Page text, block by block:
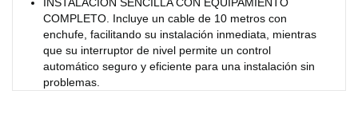
INSTALACIÓN SENCILLA CON EQUIPAMIENTO
COMPLETO. Incluye un cable de 10 metros con
enchufe, facilitando su instalación inmediata, mientras
que su interruptor de nivel permite un control
automático seguro y eficiente para una instalación sin
problemas.